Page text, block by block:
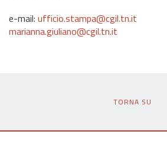
e-mail: ufficio.stampa@cgil.tn.it
marianna.giuliano@cgil.tn.it
TORNA SU